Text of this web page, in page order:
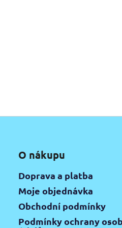
O nákupu
Doprava a platba
Moje objednávka
Obchodní podmínky
Podmínky ochrany